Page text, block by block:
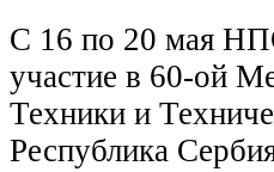
С 16 по 20 мая
участие в 60-ой
Техники и
Республика